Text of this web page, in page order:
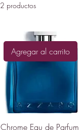
2 productos
Agregar al carrito
Chrome Eau de Parfum